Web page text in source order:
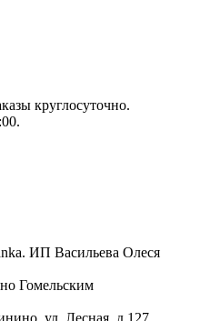
круглосуточно.
ИП Васильева Олеся
Гомельским